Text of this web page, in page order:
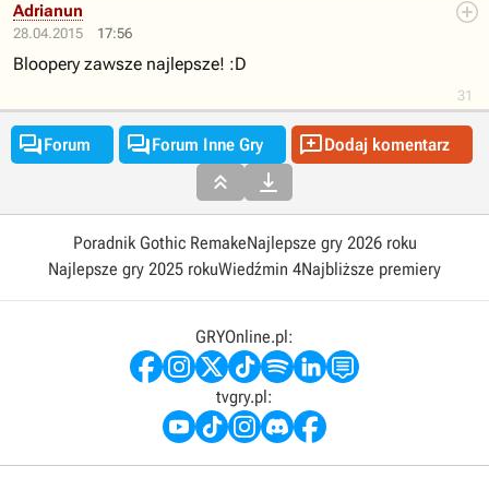
28.04.2015 17:56
31
Adrianun
Bloopery zawsze najlepsze! :D
Forum Forum Inne Gry Dodaj komentarz
 
Poradnik Gothic RemakeNajlepsze gry 2026 roku
Najlepsze gry 2025 rokuWiedźmin 4Najbliższe premiery
GRYOnline.pl:
tvgry.pl: